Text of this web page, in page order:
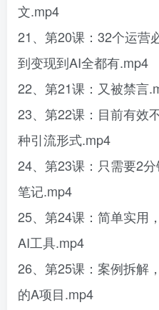
文.mp4
21、第20课：32个运营
到变现到AI全都有.mp4
22、第21课：又被禁言
23、第22课：目前有效
种引流形式.mp4
24、第23课：只需要2
笔记.mp4
25、第24课：简单实用
AI工具.mp4
26、第25课：案例拆解
的A项目.mp4